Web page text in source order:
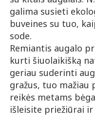
galima susieti
buveines su tuo,
sode.
Remiantis augalo
kurti šiuolaikišką
geriau suderinti
gražus, tuo mažiau
reikės metams
išleisite priežiūrai